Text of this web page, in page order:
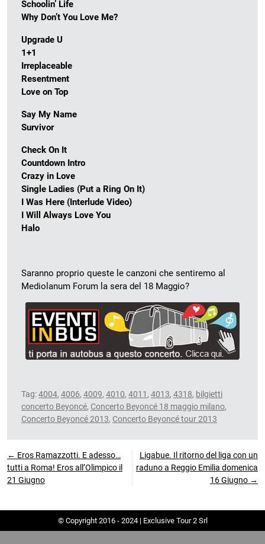
Schoolin’ Life
Why Don’t You Love Me?
Upgrade U
1+1
Irreplaceable
Resentment
Love on Top
Say My Name
Survivor
Check On It
Countdown Intro
Crazy in Love
Single Ladies (Put a Ring On It)
I Was Here (Interlude Video)
I Will Always Love You
Halo
Saranno proprio queste le canzoni che sentiremo al
Mediolanum Forum la sera del 18 Maggio?
Tag:4004, 4006, 4009, 4010, 4011 , 4013, 4318, bilgietti
concerto Beyoncé, Concerto Beyoncé 18 maggio milano,
Concerto Beyoncé 2013, Concerto Beyoncé tour 2013
← Eros Ramazzotti. E adesso…
tutti a Roma! Eros all’Olimpico il
21 Giugno
Ligabue. Il ritorno del liga con un
raduno a Reggio Emilia domenica
16 Giugno →
© Copyright 2016 - 2024 | Exclusive Tour 2 Srl